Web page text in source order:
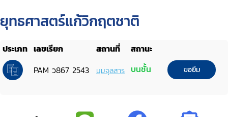
ยุทธศาสตร์แก้วิกฤตชาติ
ประเภท เลขเรียก สถานที่
สถานะ
PAM ว867 2543
มุมจุลสาร บนชั้น ขอยืม